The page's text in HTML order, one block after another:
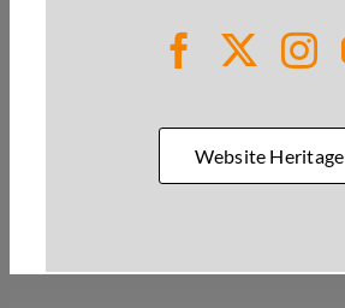
Website Heritage